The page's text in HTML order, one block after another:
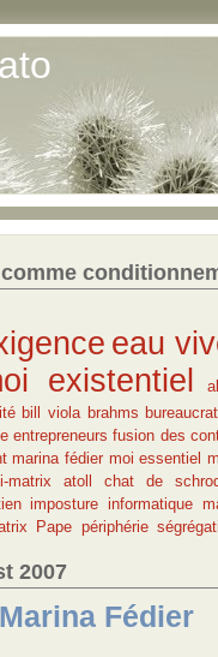
eau
existentiel
bill viola brahms
entrepreneurs fusion des
marina fédier moi essentiel
matrix atoll
chat de
imposture informatique
Pape périphérie
2007
Fédier